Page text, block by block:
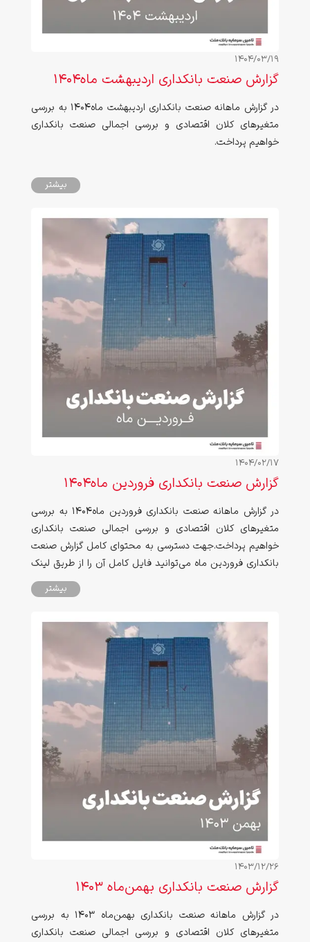
1404/03/19
گزارش صنعت بانکداری اردیبهشت ماه1404
در گزارش ماهانه صنعت بانکداری اردیبهشت ماه1404 به بررسی
متغیرهای کلان اقتصادی و بررسی اجمالی صنعت بانکداری
خواهیم پرداخت.
بیشتر
1404/02/17
گزارش صنعت بانکداری فروردین ماه1404
در گزارش ماهانه صنعت بانکداری فروردین ماه1404 به بررسی
متغیرهای کلان اقتصادی و بررسی اجمالی صنعت بانکداری
خواهیم پرداخت.جهت دسترسی به محتوای کامل گزارش صنعت
بانکداری فروردین ماه می‌توانید فایل کامل آن را از طریق لینک
بیشتر
1403/12/26
گزارش صنعت بانکداری بهمن‌ماه ۱۴۰۳
در گزارش ماهانه صنعت بانکداری بهمن‌ماه ۱۴۰۳ به بررسی
متغیرهای کلان اقتصادی و بررسی اجمالی صنعت بانکداری